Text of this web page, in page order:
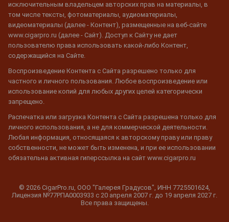
исключительным владельцем авторских прав на материалы, в
том числе тексты, фотоматериалы, аудиоматериалы,
видеоматериалы (далее - Контент), размещенные на веб-сайте
www.cigarpro.ru (далее - Сайт). Доступ к Сайту не дает
пользователю права использовать какой-либо Контент,
содержащийся на Сайте.
Воспроизведение Контента с Сайта разрешено только для
частного и личного пользования. Любое воспроизведение или
использование копий для любых других целей категорически
запрещено.
Распечатка или загрузка Контента с Сайта разрешена только для
личного использования, а не для коммерческой деятельности.
Любая информация, относящаяся к авторскому праву или праву
собственности, не может быть изменена, и при ее использовании
обязательна активная гиперссылка на сайт www.cigarpro.ru
© 2026 CigarPro.ru, ООО "Галерея Градусов", ИНН 7725501624,
Лицензия №77РПА0003933 c 20 апреля 2007 г. до 19 апреля 2027 г.
Все права защищены.